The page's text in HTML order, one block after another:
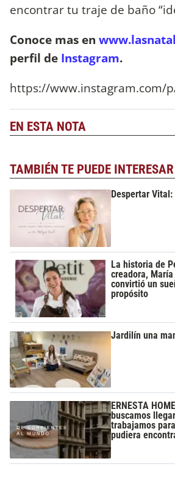
encontrar tu traje de baño
Conoce mas en
perfil de Instagram.
https://www.instagram.com/
EN ESTA NOTA
TAMBIÉN TE PUEDE INTERESAR
Despertar
La historia de
creadora,
convirtió un
propósito
Jardilín una
ERNESTA
buscamos
trabajamos
pudiera